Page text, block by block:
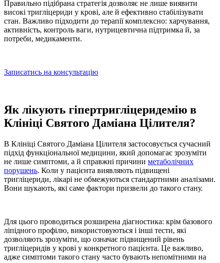
Правильно підібрана стратегія дозволяє не лише виявити
високі тригліцериди у крові, але й ефективно стабілізувати
стан. Важливо підходити до терапії комплексно: харчування,
активність, контроль ваги, нутрицевтична підтримка й, за
потреби, медикаменти.
Записатись на консультацію
Як лікують гіпертригліцеридемію в
Клініці Святого Даміана Цілителя?
В Клініці Святого Даміана Цілителя застосовується сучасний
підхід функціональної медицини, який допомагає зрозуміти
не лише симптоми, а й справжні причини метаболічних
порушень. Коли у пацієнта виявляють підвищені
тригліцериди, лікарі не обмежуються стандартними аналізами.
Вони шукають, які саме фактори призвели до такого стану.
Для цього проводиться розширена діагностика: крім базового
ліпідного профілю, використовуються і інші тести, які
дозволяють зрозуміти, що означає підвищений рівень
тригліцеридів у крові у конкретного пацієнта. Це важливо,
адже симптоми такого стану часто бувають непомітними на